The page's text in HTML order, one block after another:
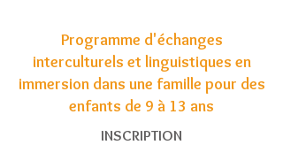
Programme d'échanges
interculturels et linguistiques en
immersion dans une famille pour des
enfants de 9 à 13 ans
INSCRIPTION